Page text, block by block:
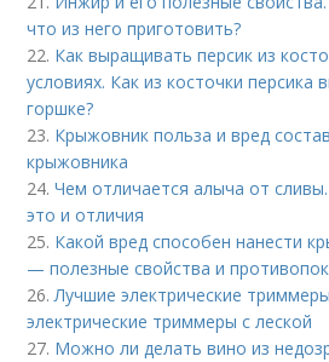
что из него приготовить?
22. Как выращивать персик из
условиях. Как из косточки персика
горшке?
23. Крыжовник польза и вред
крыжовника
24.Чем отличается алыча от
это и отличия
25. Какой вред способен нанести
— полезные свойства и
26.Лучшие электрические
электрические триммеры с леской
27. Можно ли делать вино из